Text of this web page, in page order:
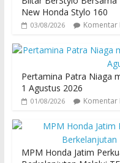
New Honda Stylo 160
03/08/2026 Komentar
Pertamina Patra Niaga
1 Agustus 2026
01/08/2026 Komentar
MPM Honda Jatim